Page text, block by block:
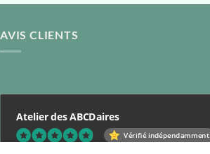
AVIS CLIENTS
Atelier des ABCDaires
Vérifié indépendamment